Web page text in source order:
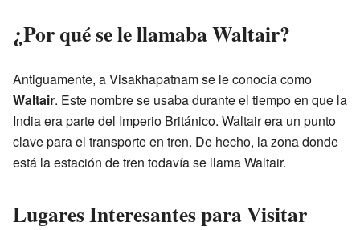
¿Por qué se le llamaba Waltair?
Antiguamente, a Visakhapatnam se le conocía como
Waltair. Este nombre se usaba durante el tiempo en que la
India era parte del Imperio Británico. Waltair era un punto
clave para el transporte en tren. De hecho, la zona donde
está la estación de tren todavía se llama Waltair.
Lugares Interesantes para Visitar